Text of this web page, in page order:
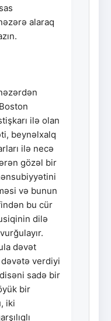
alaraq
ilə olan
beynəlxalq
ilə necə
gözəl bir
və bunun
bu cür
dilə
dəvət
verdiyi
sadə bir
bir
iki